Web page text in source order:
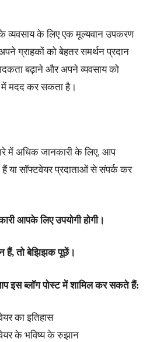
व्यवसाय के लिए एक मूल्यवान उपकरण
ग्राहकों को बेहतर समर्थन प्रदान
बढ़ाने और अपने व्यवसाय को
मदद कर सकता है।
में अधिक जानकारी के लिए, आप
सॉफ्टवेयर प्रदाताओं से संपर्क कर
आपके लिए उपयोगी होगी।
हैं, तो बेझिझक पूछें।
इस ब्लॉग पोस्ट में शामिल कर सकते हैं:
का इतिहास
के भविष्य के रुझान